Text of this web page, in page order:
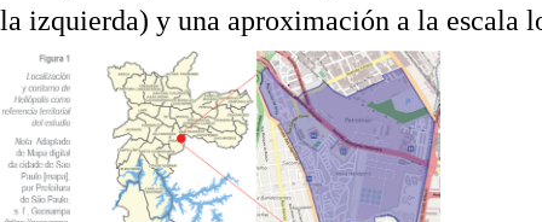
la izquierda) y una aproximación a la escala